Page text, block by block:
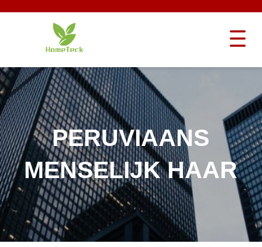
PERUVIAANS
MENSELIJK HAAR